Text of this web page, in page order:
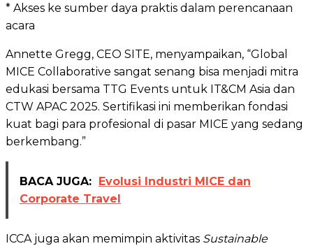
* Akses ke sumber daya praktis dalam perencanaan
acara
Annette Gregg, CEO SITE, menyampaikan, “Global
MICE Collaborative sangat senang bisa menjadi mitra
edukasi bersama TTG Events untuk IT&CM Asia dan
CTW APAC 2025. Sertifikasi ini memberikan fondasi
kuat bagi para profesional di pasar MICE yang sedang
berkembang.”
BACA JUGA: Evolusi Industri MICE dan
Corporate Travel
ICCA juga akan memimpin aktivitas Sustainable